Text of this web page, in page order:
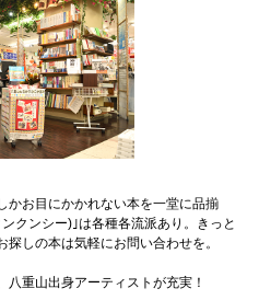
かお目にかかれない本を一堂に品揃
クンシー)｣は各種各流派あり。きっと
しの本は気軽にお問い合わせを。
八重山出身アーティストが充実！